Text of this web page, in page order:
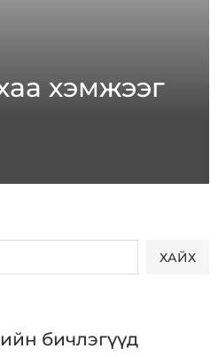
хэмжээг
ХАЙХ
бичлэгүүд